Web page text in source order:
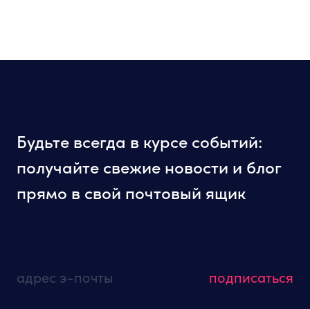
Будьте всегда в курсе событий:
получайте свежие новости и блог
прямо в свой почтовый ящик
адрес э-почты